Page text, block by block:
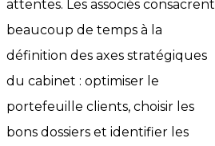
attentes. Les associés consacrent
beaucoup de temps à la
définition des axes stratégiques
du cabinet : optimiser le
portefeuille clients, choisir les
bons dossiers et identifier les